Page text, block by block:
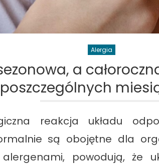
Alergia
a
poszczególnych
reakcja układu
są obojętne dla
powodują, że